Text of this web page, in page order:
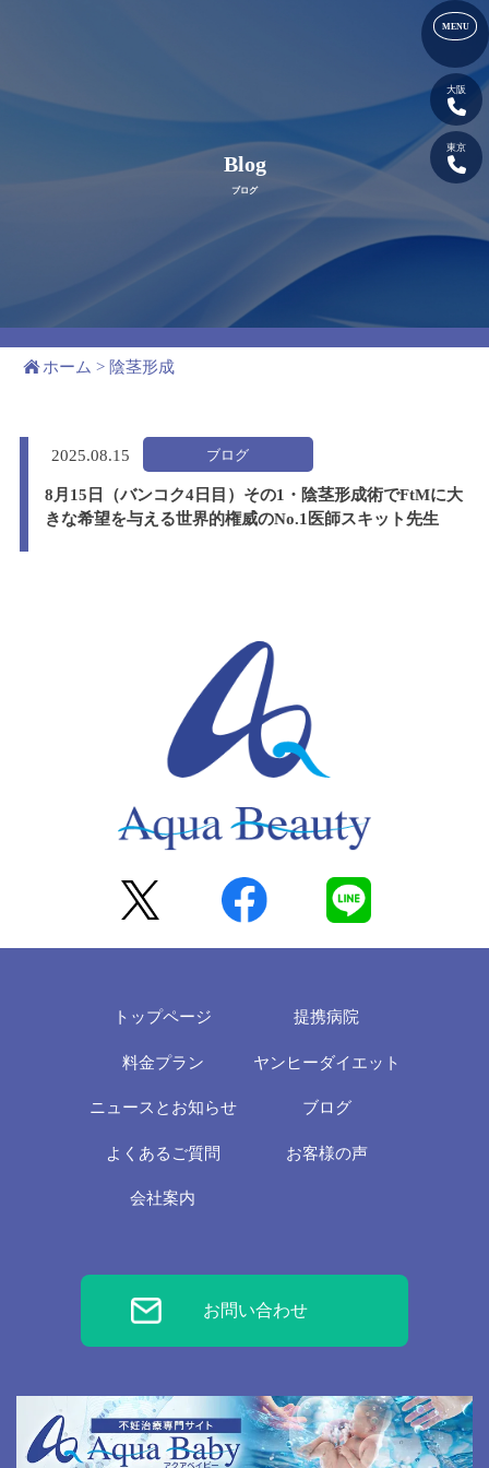
大阪
東京
Blog
ブログ
ホーム > 陰茎形成
2025.08.15 ブログ
8月15日（バンコク4日目）その1・陰茎形成術でFtMに大
きな希望を与える世界的権威のNo.1医師スキット先生
トップページ 提携病院
料金プラン ヤンヒーダイエット
ニュースとお知らせ ブログ
よくあるご質問 お客様の声
会社案内
お問い合わせ